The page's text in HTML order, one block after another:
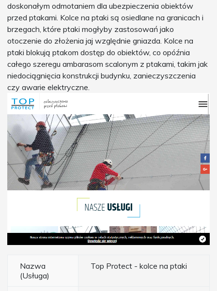
doskonałym odmotaniem dla ubezpieczenia obiektów
przed ptakami. Kolce na ptaki są osiedlane na granicach i
brzegach, które ptaki mogłyby zastosowań jako
otoczenie do złożenia jaj względnie gniazda. Kolce na
ptaki blokują ptakom dostęp do obiektów, co opóźnia
całego szeregu ambarasom scalonym z ptakami, takim jak
niedociągnięcia konstrukcji budynku, zanieczyszczenia
czy awarie elektryczne.
Nazwa
(Usługa)
Top Protect - kolce na ptaki